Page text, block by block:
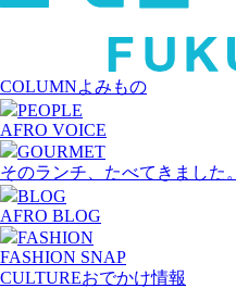
COLUMNよみもの
PEOPLE
AFRO VOICE
GOURMET
そのランチ、たべてきました。
BLOG
AFRO BLOG
FASHION
FASHION SNAP
CULTUREおでかけ情報